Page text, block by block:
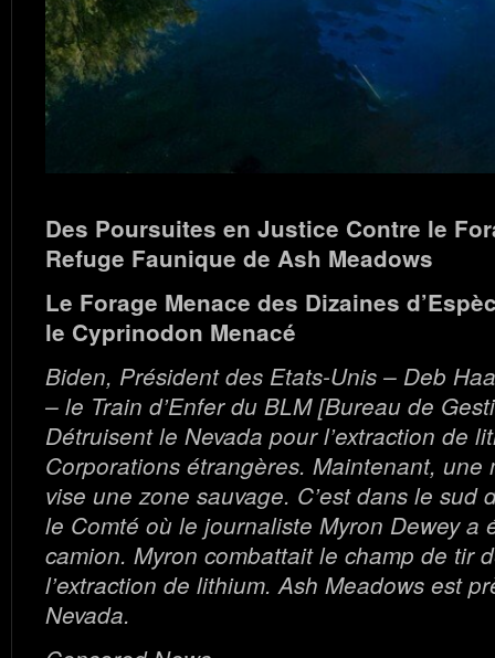
Des Poursuites en Justice Contre le
Refuge Faunique de Ash Meadows
Le Forage Menace des Dizaines
le Cyprinodon Menacé
Biden, Président des Etats-Unis – Deb
– le Train d’Enfer du BLM [Bureau de
Détruisent le Nevada pour l’extraction de
Corporations étrangères. Maintenant, une
vise une zone sauvage. C’est dans le sud
le Comté où le journaliste Myron Dewey a
camion. Myron combattait le champ de tir
l’extraction de lithium. Ash Meadows est
Nevada.